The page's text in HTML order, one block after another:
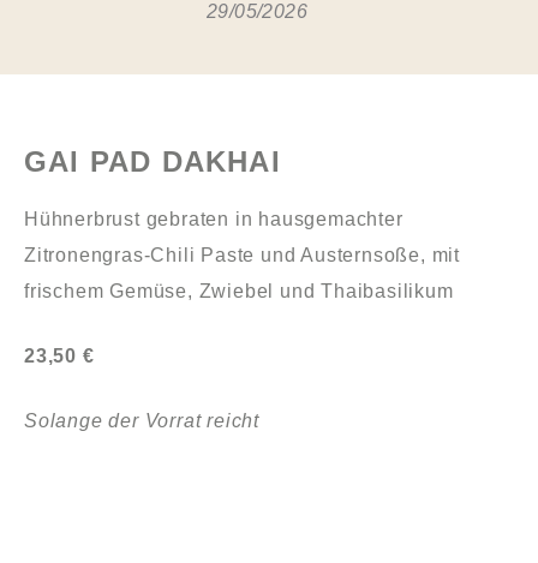
29/05/2026
GAI PAD DAKHAI
Hühnerbrust gebraten in hausgemachter
Zitronengras-Chili Paste und Austernsoße, mit
frischem Gemüse, Zwiebel und Thaibasilikum
23,50 €
Solange der Vorrat reicht